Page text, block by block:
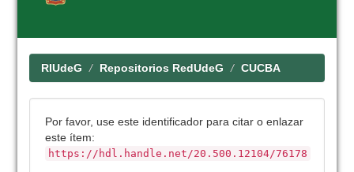
RIUdeG Repositorios RedUdeG CUCBA
Por favor, use este identificador para citar o enlazar
este ítem:
https://hdl.handle.net/20.500.12104/76178